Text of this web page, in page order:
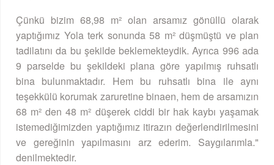
Çünkü bizim 68,98 m² olan arsamız gönüllü olarak
yaptığımız Yola terk sonunda 58 m² düşmüştü ve plan
tadilatını da bu şekilde beklemekteydik. Ayrıca 996 ada
9 parselde bu şekildeki plana göre yapılmış ruhsatlı
bina bulunmaktadır. Hem bu ruhsatlı bina ile aynı
teşekkülü korumak zaruretine binaen, hem de arsamızın
68 m² den 48 m² düşerek ciddi bir hak kaybı yaşamak
istemediğimizden yaptığımız itirazın değerlendirilmesini
ve gereğinin yapılmasını arz ederim. Saygılarımla."
denilmektedir.